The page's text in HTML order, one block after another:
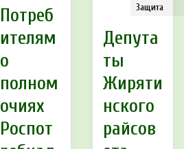
Потреб
ителям
о
полном
очиях
Роспот
Защита
Депута
ты
Жиряти
нского
райсов